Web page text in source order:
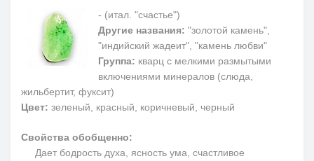
- (итал. "счастье")
Другие названия: "золотой камень",
"индийский жадеит", "камень любви"
Группа: кварц с мелкими размытыми
включениями минералов (слюда,
жильбертит, фуксит)
Цвет: зеленый, красный, коричневый, черный
Свойства обобщенно:
Дает бодрость духа, ясность ума, счастливое